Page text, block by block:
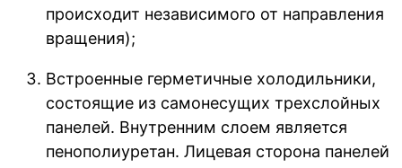
происходит независимого от направления
вращения);
Встроенные герметичные холодильники,
состоящие из самонесущих трехслойных
панелей. Внутренним слоем является
пенополиуретан. Лицевая сторона панелей